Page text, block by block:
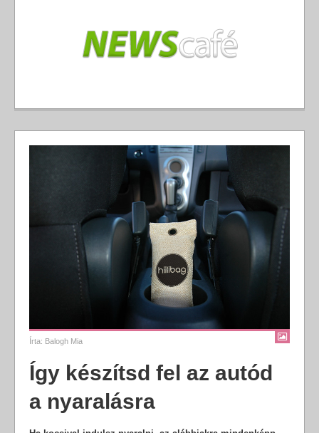
Írta: Balogh Mia
Így készítsd fel az autód
a nyaralásra